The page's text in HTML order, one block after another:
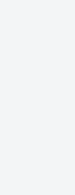
sí funciona)